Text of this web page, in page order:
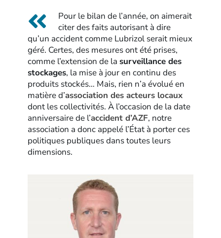
Pour le bilan de l’année, on aimerait
citer des faits autorisant à dire
qu’un accident comme Lubrizol serait mieux
géré. Certes, des mesures ont été prises,
comme l’extension de lasurveillance des
stockages, la mise à jour en continu des
produits stockés… Mais, rien n’a évolué en
matière d’association des acteurs locaux
dont les collectivités. À l’occasion de la date
anniversaire de l’accident d’AZF, notre
association a donc appelé l’État à porter ces
politiques publiques dans toutes leurs
dimensions.